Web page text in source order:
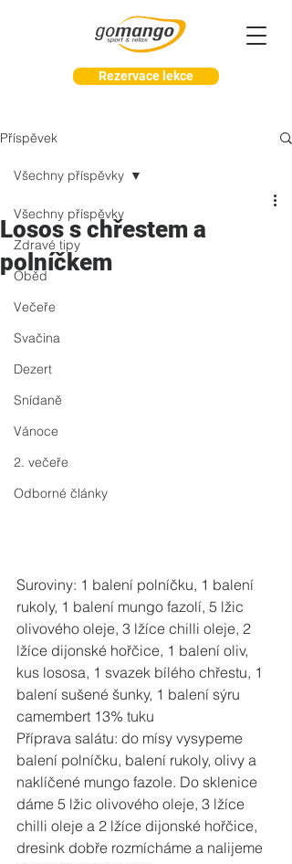
Rezervace lekce
Příspěvek
Všechny příspěvky
Zdravé tipy
Oběd
Večeře
Svačina
Dezert
Snídaně
Vánoce
2. večeře
Odborné články
Všechny příspěvky
Losos s chřestem a
polníčkem
Suroviny: 1 balení polníčku, 1 balení
rukoly, 1 balení mungo fazolí, 5 lžic
olivového oleje, 3 lžíce chilli oleje, 2
lžíce dijonské hořčice, 1 balení oliv,
kus lososa, 1 svazek bílého chřestu, 1
balení sušené šunky, 1 balení sýru
camembert 13% tuku
Příprava salátu: do mísy vysypeme
balení polníčku, balení rukoly, olivy a
naklíčené mungo fazole. Do sklenice
dáme 5 lžic olivového oleje, 3 lžíce
chilli oleje a 2 lžíce dijonské hořčice,
dresink dobře rozmícháme a nalijeme